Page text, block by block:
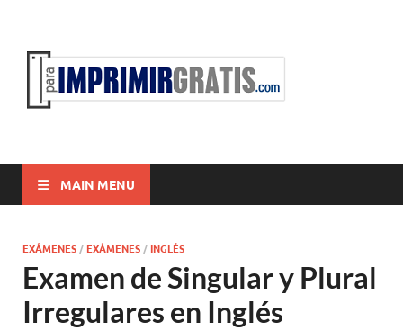
MAIN MENU
EXÁMENES /EXÁMENES /INGLÉS
Examen de Singular y Plural
Irregulares en Inglés